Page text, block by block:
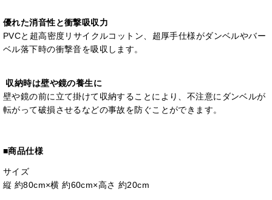
優れた消音性と衝撃吸収力
PVCと超高密度リサイクルコットン、超厚手仕様がダンベルやバー
ベル落下時の衝撃音を吸収します。
収納時は壁や鏡の養生に
壁や鏡の前に立て掛けて収納することにより、不注意にダンベルが
転がって破損させるなどの事故を防ぐことができます。
■商品仕様
サイズ
縦 約80cm×横 約60cm×高さ 約20cm